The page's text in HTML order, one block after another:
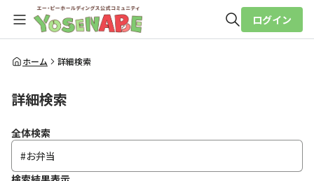
全体検索
ログイン
ホーム 詳細検索
詳細検索
全体検索